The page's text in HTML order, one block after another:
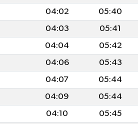
04:02 05:40
04:03 05:41
04:04 05:42
04:06 05:43
04:07 05:44
04:09 05:44
04:10 05:45